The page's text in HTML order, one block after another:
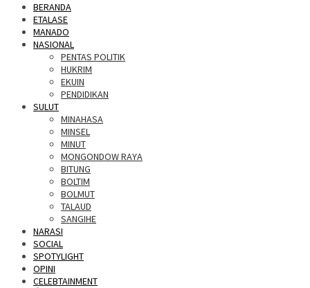
BERANDA
ETALASE
MANADO
NASIONAL
PENTAS POLITIK
HUKRIM
EKUIN
PENDIDIKAN
SULUT
MINAHASA
MINSEL
MINUT
MONGONDOW RAYA
BITUNG
BOLTIM
BOLMUT
TALAUD
SANGIHE
NARASI
SOCIAL
SPOTYLIGHT
OPINI
CELEBTAINMENT